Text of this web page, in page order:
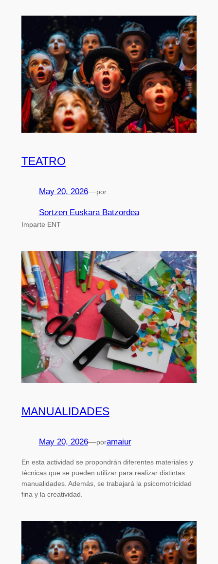
TEATRO
May 20, 2026—por
Sortzen Euskara Batzordea
Imparte ENT
MANUALIDADES
May 20, 2026—poramaiur
En esta actividad se propondrán diferentes materiales y
técnicas que se pueden utilizar para realizar distintas
manualidades. Además, se trabajará la psicomotricidad
fina y la creatividad.